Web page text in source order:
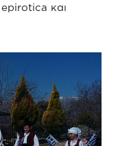
και